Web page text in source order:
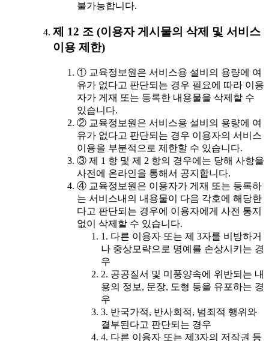
불가능합니다.
제 12 조 (이용자 게시물의 삭제 및 서비스
이용 제한)
① 교육정보원은 서비스용 설비의 용량에 여
유가 없다고 판단되는 경우 필요에 따라 이용
자가 게재 또는 등록한 내용물을 삭제할 수
있습니다.
② 교육정보원은 서비스용 설비의 용량에 여
유가 없다고 판단되는 경우 이용자의 서비스
이용을 부분적으로 제한할 수 있습니다.
③ 제 1 항 및 제 2 항의 경우에는 당해 사항을
사전에 온라인을 통해서 공지합니다.
④ 교육정보원은 이용자가 게재 또는 등록하
는 서비스내의 내용물이 다음 각호에 해당한
다고 판단되는 경우에 이용자에게 사전 통지
없이 삭제할 수 있습니다.
1. 다른 이용자 또는 제 3자를 비방하거
나 중상모략으로 명예를 손상시키는 경
우
2. 공공질서 및 미풍양속에 위반되는 내
용의 정보, 문장, 도형 등을 유포하는 경
우
3. 반국가적, 반사회적, 범죄적 행위와
결부된다고 판단되는 경우
4. 다른 이용자 또는 제3자의 저작권 등